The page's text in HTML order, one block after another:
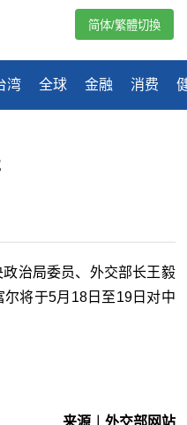
湾 全球 金融 消费
简体/繁體切換
政治局委员、外交部长王毅
将于5月18日至19日对中